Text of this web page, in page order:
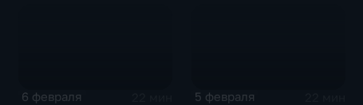
6 февраля 5 февраля